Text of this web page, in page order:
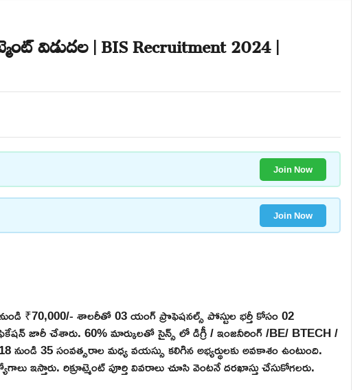
విడుదల | BIS Recruitment 2024 |
Join Now
Join Now
₹70,000/- శాలరీతో 03 యంగ్ ప్రొఫెషనల్స్ పోస్టుల భర్తీ కోసం 02
జారీ చేశారు. 60% మార్కులతో సైన్స్ లో డిగ్రీ / ఇంజనీరింగ్ /BE/ BTECH /
నుండి 35 సంవత్సరాల మధ్య వయస్సు కలిగిన అభ్యర్థులకు అవకాశం ఉంటుంది.
ఇస్తారు. రిక్రూట్మెంట్ పూర్తి వివరాలు చూసి వెంటనే దరఖాస్తు చేసుకోగలరు.